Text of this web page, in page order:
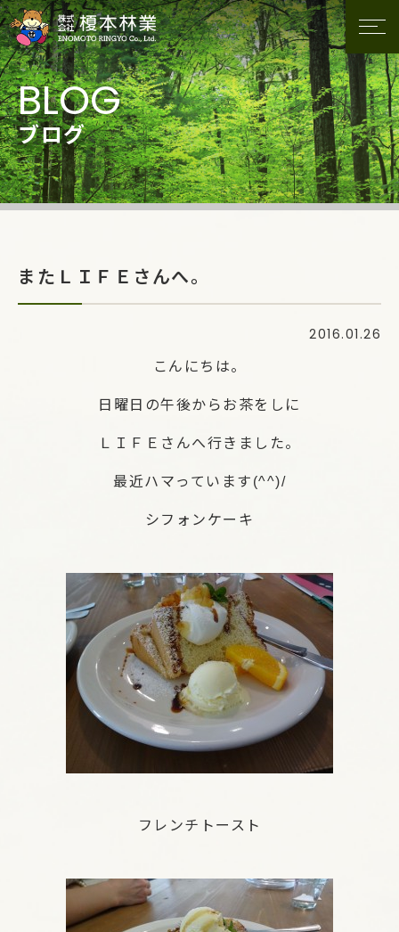
ブログ
またＬＩＦＥさんへ。
2016.01.26
こんにちは。
日曜日の午後からお茶をしに
ＬＩＦＥさんへ行きました。
最近ハマっています(^^)/
シフォンケーキ
フレンチトースト